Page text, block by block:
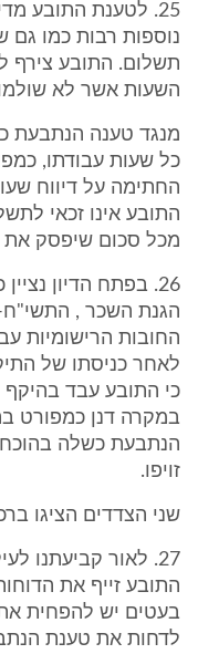
25. לטענת התובע
נוספות רבות כמו גם
תשלום. התובע צירף
השעות אשר לא
מנגד טענה הנתבעת
כל שעות עבודתו,
החתימה על דיווח
התובע אינו זכאי
מכל סכום שיפסק את
החובות הרישומיות
לאחר כניסתו של
כי התובע עבד בהיקף
במקרה דנן כמפורט
הנתבעת כשלה
זויפו.
שני הצדדים הציגו
27. לאור קביעתנו
התובע זייף את
בעטים יש להפחית
לדחות את טענת